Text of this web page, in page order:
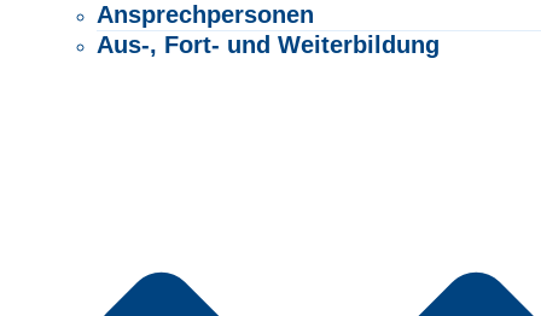
Ansprechpersonen
Aus-, Fort- und Weiterbildung